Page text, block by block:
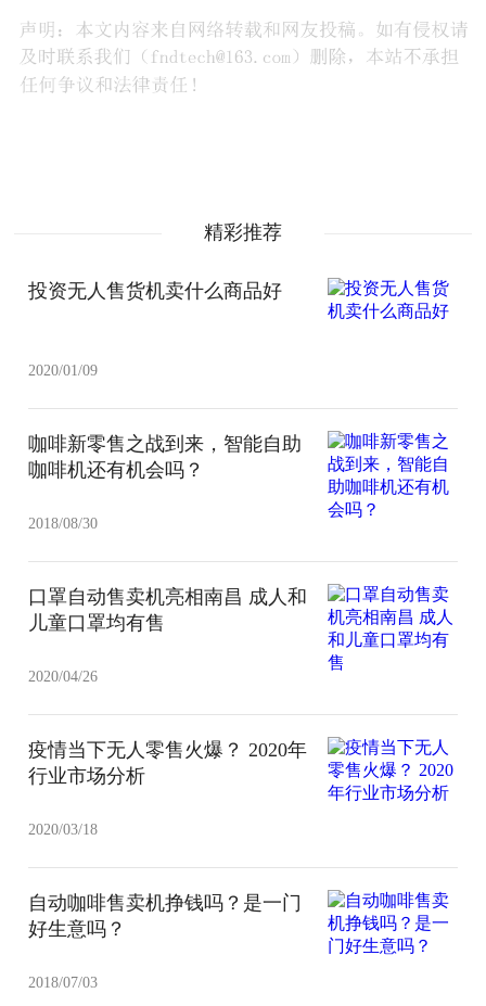
精彩推荐
投资无人售货机卖什么商品好
2020/01/09
咖啡新零售之战到来，智能自助
咖啡机还有机会吗？
2018/08/30
口罩自动售卖机亮相南昌 成人和
儿童口罩均有售
2020/04/26
疫情当下无人零售火爆？ 2020年
行业市场分析
2020/03/18
自动咖啡售卖机挣钱吗？是一门
好生意吗？
2018/07/03